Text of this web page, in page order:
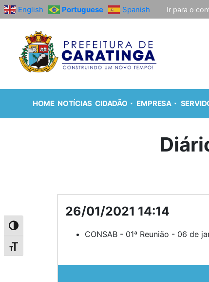
Alternar alto contraste
Alternar tamanho da fonte
English Portuguese Spanish Ir para o
HOME NOTÍCIAS CIDADÃO EMPRESA
26/01/2021 14:14
CONSAB - 01ª Reunião - 06 de